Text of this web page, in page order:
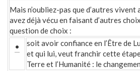
Mais n’oubliez-pas que d’autres vivent
avez déjà vécu en faisant d’autres
question de choix :
•
soit avoir confiance en l’Être de
et qui lui, veut franchir cette
Terre et l’Humanité : le